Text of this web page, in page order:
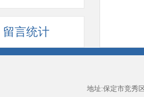
留言统计
地址:保定市竞秀